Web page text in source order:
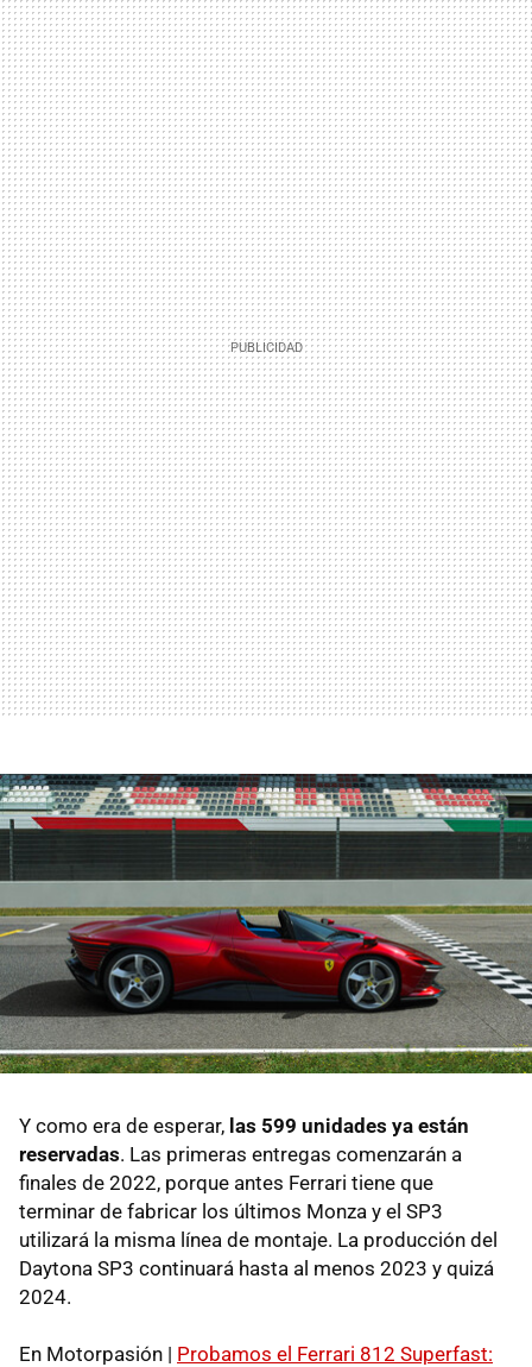
Y como era de esperar, las 599 unidades ya están
reservadas. Las primeras entregas comenzarán a
finales de 2022, porque antes Ferrari tiene que
terminar de fabricar los últimos Monza y el SP3
utilizará la misma línea de montaje. La producción del
Daytona SP3 continuará hasta al menos 2023 y quizá
2024.
En Motorpasión | Probamos el Ferrari 812 Superfast: